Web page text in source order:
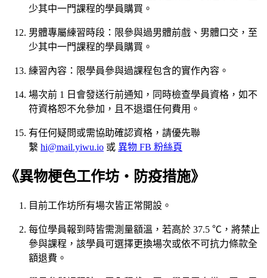
少其中一門課程的學員購買。
男體專屬練習時段：限參與過男體前戲、男體口交，至
少其中一門課程的學員購買。
練習內容：限學員參與過課程包含的實作內容。
場次前 1 日會發送行前通知，同時檢查學員資格，如不
符資格恕不允參加，且不退還任何費用。
有任何疑問或需協助確認資格，請優先聯
繫 hi@mail.yiwu.io 或 異物 FB 粉絲頁
《異物梗色工作坊・防疫措施》
目前工作坊所有場次皆正常開設。
每位學員報到時皆需測量額溫，若高於 37.5 ℃，將禁止
參與課程，該學員可選擇更換場次或依不可抗力條款全
額退費。